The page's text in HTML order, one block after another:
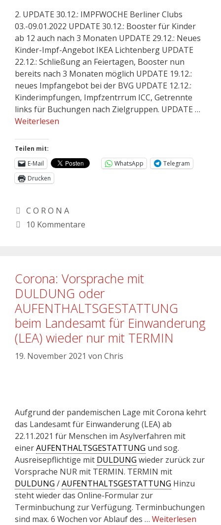
2. UPDATE 30.12.: IMPFWOCHE Berliner Clubs
03.-09.01.2022 UPDATE 30.12.: Booster für Kinder
ab 12 auch nach 3 Monaten UPDATE 29.12.: Neues
Kinder-Impf-Angebot IKEA Lichtenberg UPDATE
22.12.: Schließung an Feiertagen, Booster nun
bereits nach 3 Monaten möglich UPDATE 19.12.:
neues Impfangebot bei der BVG UPDATE 12.12.:
Kinderimpfungen, Impfzentrrum ICC, Getrennte
links für Buchungen nach Zielgruppen. UPDATE …
Weiterlesen
Teilen mit:
E-Mail
WhatsApp
Telegram
Drucken
C O R O N A
10 Kommentare
Corona: Vorsprache mit
DULDUNG oder
AUFENTHALTSGESTATTUNG
beim Landesamt für Einwanderung
(LEA) wieder nur mit TERMIN
19. November 2021 von Chris
Aufgrund der pandemischen Lage mit Corona kehrt
das Landesamt für Einwanderung (LEA) ab
22.11.2021 für Menschen im Asylverfahren mit
einerAUFENTHALTSGESTATTUNG und sog.
Ausreisepflichtige mit DULDUNG wieder zurück zur
Vorsprache NUR mit TERMIN. TERMIN mit
DULDUNG /AUFENTHALTSGESTATTUNG Hinzu
steht wieder das Online-Formular zur
Terminbuchung zur Verfügung. Terminbuchungen
sind max. 6 Wochen vor Ablauf des … Weiterlesen